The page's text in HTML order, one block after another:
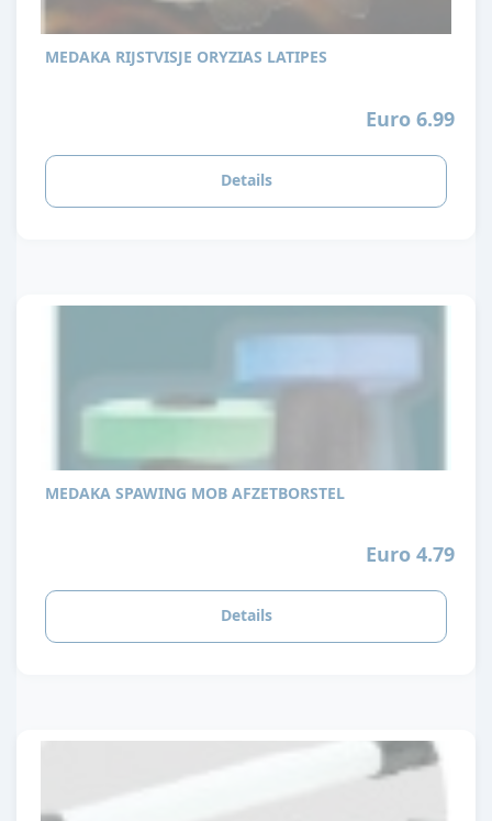
MEDAKA RIJSTVISJE ORYZIAS LATIPES
Euro 6.99
Details
MEDAKA SPAWING MOB AFZETBORSTEL
Euro 4.79
Details